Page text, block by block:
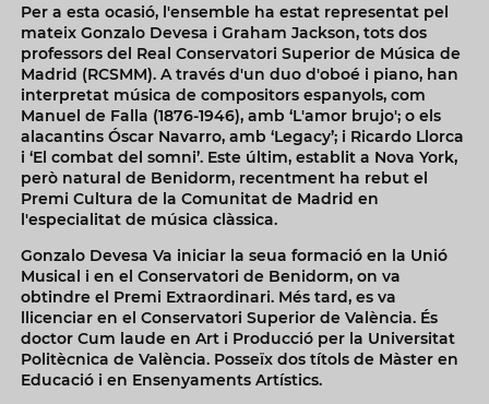
Per a esta ocasió, l'ensemble ha estat representat pel
mateix Gonzalo Devesa i Graham Jackson, tots dos
professors del Real Conservatori Superior de Música de
Madrid (RCSMM). A través d'un duo d'oboé i piano, han
interpretat música de compositors espanyols, com
Manuel de Falla (1876-1946), amb ‘L'amor brujo'; o els
alacantins Óscar Navarro, amb ‘Legacy’; i Ricardo Llorca
i ‘El combat del somni’. Este últim, establit a Nova York,
però natural de Benidorm, recentment ha rebut el
Premi Cultura de la Comunitat de Madrid en
l'especialitat de música clàssica.
Gonzalo Devesa Va iniciar la seua formació en la Unió
Musical i en el Conservatori de Benidorm, on va
obtindre el Premi Extraordinari. Més tard, es va
llicenciar en el Conservatori Superior de València. És
doctor Cum laude en Art i Producció per la Universitat
Politècnica de València. Posseïx dos títols de Màster en
Educació i en Ensenyaments Artístics.